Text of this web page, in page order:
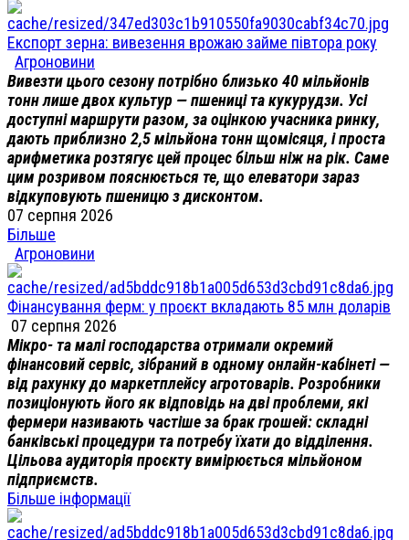
Експорт зерна: вивезення врожаю займе півтора року
Агроновини
Вивезти цього сезону потрібно близько 40 мільйонів
тонн лише двох культур — пшениці та кукурудзи. Усі
доступні маршрути разом, за оцінкою учасника ринку,
дають приблизно 2,5 мільйона тонн щомісяця, і проста
арифметика розтягує цей процес більш ніж на рік. Саме
цим розривом пояснюється те, що елеватори зараз
відкуповують пшеницю з дисконтом.
07 серпня 2026
Більше
Агроновини
Фінансування ферм: у проєкт вкладають 85 млн доларів
07 серпня 2026
Мікро- та малі господарства отримали окремий
фінансовий сервіс, зібраний в одному онлайн-кабінеті —
від рахунку до маркетплейсу агротоварів. Розробники
позиціонують його як відповідь на дві проблеми, які
фермери називають частіше за брак грошей: складні
банківські процедури та потребу їхати до відділення.
Цільова аудиторія проєкту вимірюється мільйоном
підприємств.
Більше інформації